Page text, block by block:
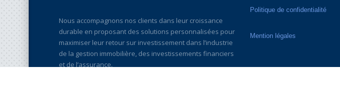
Nous accompagnons nos clients dans leur croissance
durable en proposant des solutions personnalisées pour
maximiser leur retour sur investissement dans l’industrie
de la gestion immobilière, des investissements financiers
et de l’assurance.
Politique de confidentialité
Mention légales